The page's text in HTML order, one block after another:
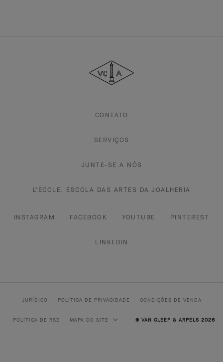
&
Arpels
CONTATO
SERVIÇOS
JUNTE-SE A NÓS
L'ECOLE, ESCOLA DAS ARTES DA JOALHERIA
INSTAGRAM FACEBOOK YOUTUBE PINTEREST
LINKEDIN
JURÍDICO POLÍTICA DE PRIVACIDADE CONDIÇÕES DE VENDA
POLÍTICA DE RSE MAPA DO SITE © VAN CLEEF & ARPELS 2026